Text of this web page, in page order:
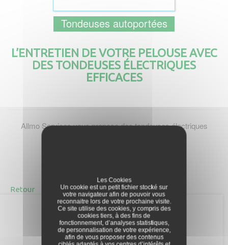
Tondeuses autoportées
L’ENTRETIEN DE VOTRE PELOUSE AVEC
DES TONDEUSES ÉLECTRIQUES
EFFICACES
Allmo Services vous propose des tondeuses électriques
Retour
Les Cookies
Un cookie est un petit fichier stocké sur
votre navigateur afin de pouvoir vous
reconnaitre lors de votre prochaine visite.
Ce site utilise des cookies, y compris des
cookies tiers, à des fins de
fonctionnement, d’analyses statistiques,
de personnalisation de votre expérience,
afin de vous proposer des contenus